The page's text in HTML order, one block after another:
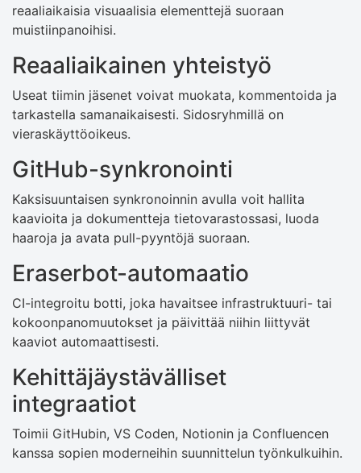
reaaliaikaisia ​​visuaalisia elementtejä suoraan
muistiinpanoihisi.
Reaaliaikainen yhteistyö
Useat tiimin jäsenet voivat muokata, kommentoida ja
tarkastella samanaikaisesti. Sidosryhmillä on
vieraskäyttöoikeus.
GitHub-synkronointi
Kaksisuuntaisen synkronoinnin avulla voit hallita
kaavioita ja dokumentteja tietovarastossasi, luoda
haaroja ja avata pull-pyyntöjä suoraan.
Eraserbot-automaatio
CI-integroitu botti, joka havaitsee infrastruktuuri- tai
kokoonpanomuutokset ja päivittää niihin liittyvät
kaaviot automaattisesti.
Kehittäjäystävälliset
integraatiot
Toimii GitHubin, VS Coden, Notionin ja Confluencen
kanssa sopien moderneihin suunnittelun työnkulkuihin.